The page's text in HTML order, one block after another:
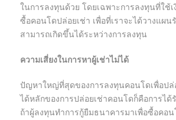
ในการลงทุนด้วย โดยเฉพาะการลงทุนที่ใช้
ซื้อคอนโดปล่อยเช่า เพื่อที่เราจะได้วางแผ
สามารถเกิดขึ้นได้ระหว่างการลงทุน
ความเสี่ยงในการหาผู้เช่าไม่ได้
ปัญหาใหญ่ที่สุดของการลงทุนคอนโดเพื่อปล่
ได้หลักของการปล่อยเช่าคอนโดก็คือการได้
ถ้าผู้ลงทุนทำการกู้ยืมธนาคารมาเพื่อซื้อคอ